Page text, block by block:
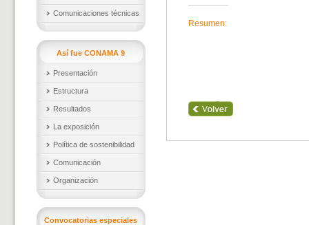
Comunicaciones técnicas
Así fue CONAMA 9
Presentación
Estructura
Resultados
La exposición
Política de sostenibilidad
Comunicación
Organización
Convocatorias especiales
Resumen: